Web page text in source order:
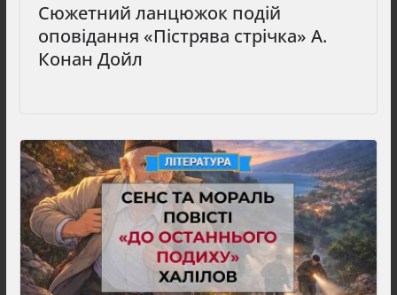
Сюжетний ланцюжок подій
оповідання «Пістрява стрічка» А.
Конан Дойл